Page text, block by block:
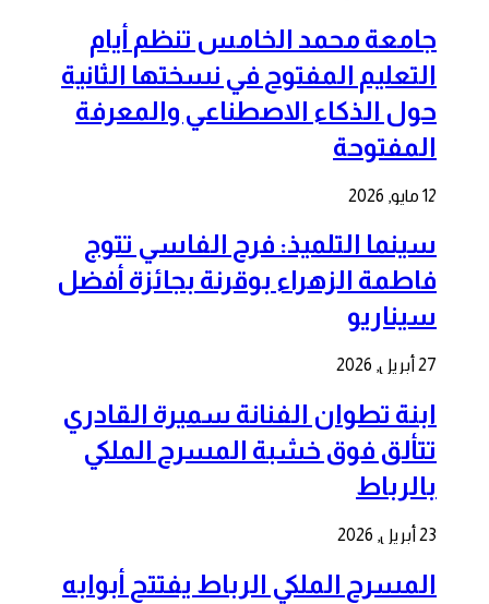
جامعة محمد الخامس تنظم أيام
التعليم المفتوح في نسختها الثانية
حول الذكاء الاصطناعي والمعرفة
المفتوحة
12 مايو, 2026
سينما التلميذ: فرح الفاسي تتوج
فاطمة الزهراء بوقرنة بجائزة أفضل
سيناريو
27 أبريل, 2026
ابنة تطوان الفنانة سميرة القادري
تتألق فوق خشبة المسرح الملكي
بالرباط
23 أبريل, 2026
المسرح الملكي الرباط يفتتح أبوابه